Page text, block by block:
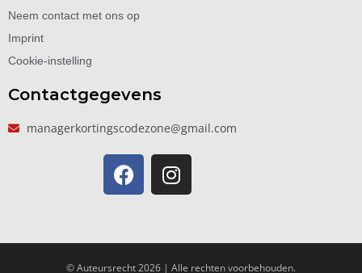
Neem contact met ons op
Imprint
Cookie-instelling
Contactgegevens
managerkortingscodezone@gmail.com
© Auteursrecht 2026 | Alle rechten voorbehouden.